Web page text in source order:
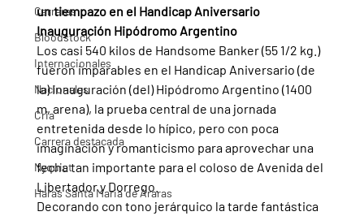
Carreras
Bloodstock
Internacionales
Nacionales
Cria
Carrera destacada
Nyquist
Haras Santa Maria de Araras
un tiempazo en el Handicap Aniversario
Inauguración Hipódromo Argentino
Los casi 540 kilos de Handsome Banker (55 1/2 kg.)
fueron imparables en el Handicap Aniversario (de
la) Inauguración (del) Hipódromo Argentino (1400
m, arena), la prueba central de una jornada
entretenida desde lo hípico, pero con poca
imaginación y romanticismo para aprovechar una
fecha tan importante para el coloso de Avenida del
Libertador y Dorrego.
Decorando con tono jerárquico la tarde fantástica